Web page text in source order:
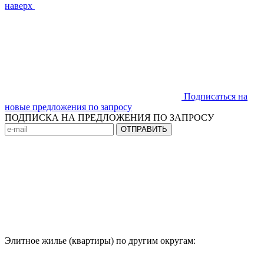
наверх
Подписаться на
новые предложения по запросу
ПОДПИСКА НА ПРЕДЛОЖЕНИЯ ПО ЗАПРОСУ
ОТПРАВИТЬ
Элитное жилье (квартиры) по другим округам: